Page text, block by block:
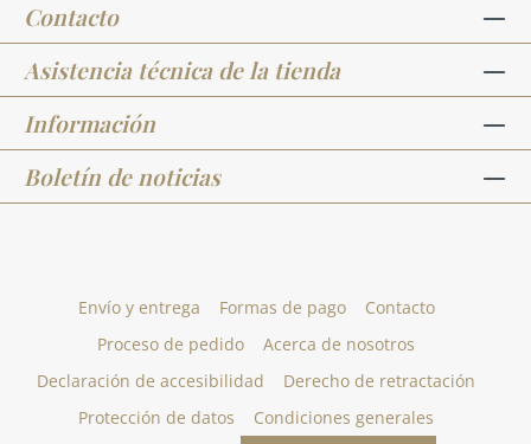
Contacto
Asistencia técnica de la tienda
Información
Boletín de noticias
Envío y entrega Formas de pago
Contacto
Proceso de pedido
Acerca de nosotros
Declaración de accesibilidad
Derecho de retractación
Protección de datos
Condiciones generales